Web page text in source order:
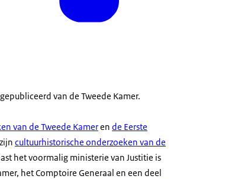
gepubliceerd van de Tweede Kamer.
van de Tweede Kameren de Eerste
cultuurhistorische onderzoeken van de
het voormalig ministerie van Justitie is
het Comptoire Generaal en een deel